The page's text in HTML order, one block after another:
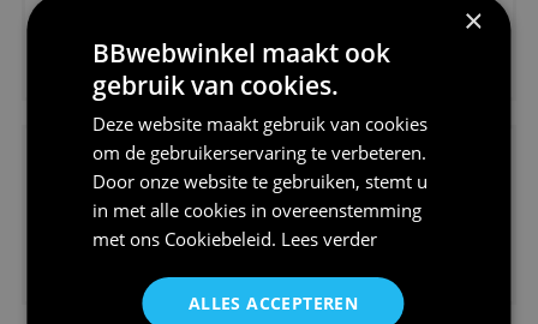
€24,95
Koningsdag shirt heren v-hals ...
×
BBwebwinkel maakt ook
gebruik van cookies.
Deze website maakt gebruik van cookies
om de gebruikerservaring te verbeteren.
Door onze website te gebruiken, stemt u
in met alle cookies in overeenstemming
met ons Cookiebeleid. Lees verder
ALLES ACCEPTEREN